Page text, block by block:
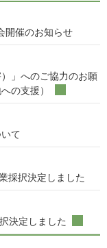
開催のお知らせ
」へのご協力のお願
の支援）
て
採択決定しました
決定しました